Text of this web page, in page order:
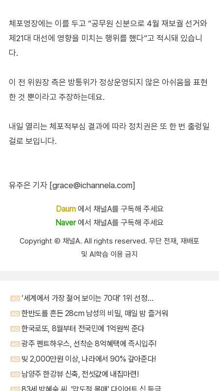
체포영장에는 이를 두고 “공무원 신분으로 4월 재보궐 선거와
제21대 대선에 영향을 미치는 행위를 했다”고 적시돼 있습니
다.
이 전 위원장 측은 방통위가 정상운영되지 않은 아쉬움을 표현
한 것 뿐이라고 주장하는데요.
내일 열리는 체포적부심 결과에 따라 정치권은 또 한 번 출렁일
걸로 보입니다.
유주은 기자 [grace@ichannela.com]
Daum에서 채널A를 구독해 주세요
Naver에서 채널A를 구독해 주세요
Copyright Ⓒ 채널A. All rights reserved. 무단 전재, 재배포
및 AI학습 이용 금지